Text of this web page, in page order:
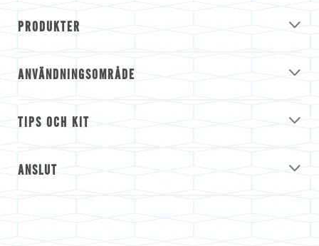
PRODUKTER
ANVÄNDNINGSOMRÅDE
TIPS OCH KIT
ANSLUT